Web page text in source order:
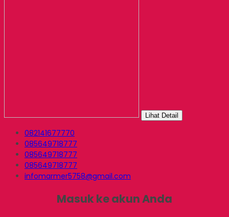
Lihat Detail
082141677770
085649718777
085649718777
085649718777
infomarmer5758@gmail.com
Masuk ke akun Anda